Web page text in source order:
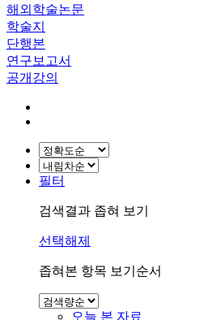
해외학술논문
학술지
단행본
연구보고서
공개강의
필터
검색결과 좁혀 보기
선택해제
좁혀본 항목 보기순서
오늘 본 자료